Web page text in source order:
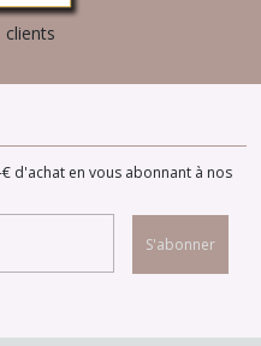
clients
d'achat en vous abonnant à nos
S'abonner